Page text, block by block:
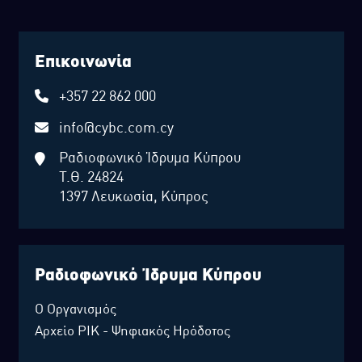
Επικοινωνία
+357 22 862 000
info@cybc.com.cy
Ραδιοφωνικό Ίδρυμα Κύπρου
Τ.Θ. 24824
1397 Λευκωσία, Κύπρος
Ραδιοφωνικό Ίδρυμα Κύπρου
Ο Οργανισμός
Αρχείο ΡΙΚ - Ψηφιακός Ηρόδοτος